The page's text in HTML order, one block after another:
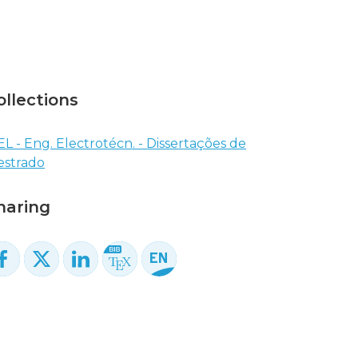
- Eng. Electrotécn. - Dissertações de